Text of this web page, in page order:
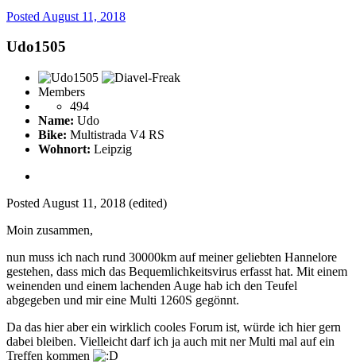
Posted August 11, 2018
Udo1505
Members
494
Name: Udo
Bike: Multistrada V4 RS
Wohnort: Leipzig
Posted August 11, 2018 (edited)
Moin zusammen,
nun muss ich nach rund 30000km auf meiner geliebten Hannelore
gestehen, dass mich das Bequemlichkeitsvirus erfasst hat. Mit einem
weinenden und einem lachenden Auge hab ich den Teufel
abgegeben und mir eine Multi 1260S gegönnt.
Da das hier aber ein wirklich cooles Forum ist, würde ich hier gern
dabei bleiben. Vielleicht darf ich ja auch mit ner Multi mal auf ein
Treffen kommen